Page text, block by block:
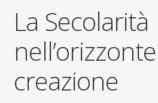
La Secolarità
creazione